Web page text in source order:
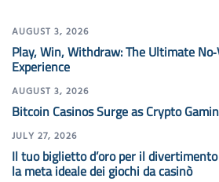
AUGUST 3, 2026
Play, Win, Withdraw: The Ultimate
Experience
AUGUST 3, 2026
Bitcoin Casinos Surge as Crypto
JULY 27, 2026
Il tuo biglietto d’oro per il
la meta ideale dei giochi da casinò